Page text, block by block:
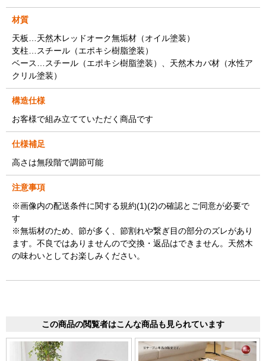
材質
天板…天然木レッドオーク無垢材（オイル塗装）
支柱…スチール（エポキシ樹脂塗装）
ベース…スチール（エポキシ樹脂塗装）、天然木カバ材（水性ア
クリル塗装）
構造仕様
お客様で組み立てていただく商品です
仕様補足
高さは無段階で調節可能
注意事項
※画像内の配送条件に関する規約(1)(2)の確認とご同意が必要で
す
※無垢材のため、節が多く、節割れや繋ぎ目の部分のズレがあり
ます。不良ではありませんので交換・返品はできません。天然木
の味わいとしてお楽しみください。
この商品の閲覧者はこんな商品も見られています